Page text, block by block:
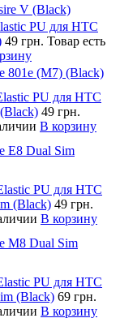
V (Black)
PU для HTC
49 грн. Товар есть
801e (M7) (Black)
PU для HTC
49 грн.
В корзину
E8 Dual Sim
PU для HTC
(Black) 49 грн.
В корзину
M8 Dual Sim
PU для HTC
(Black) 69 грн.
В корзину